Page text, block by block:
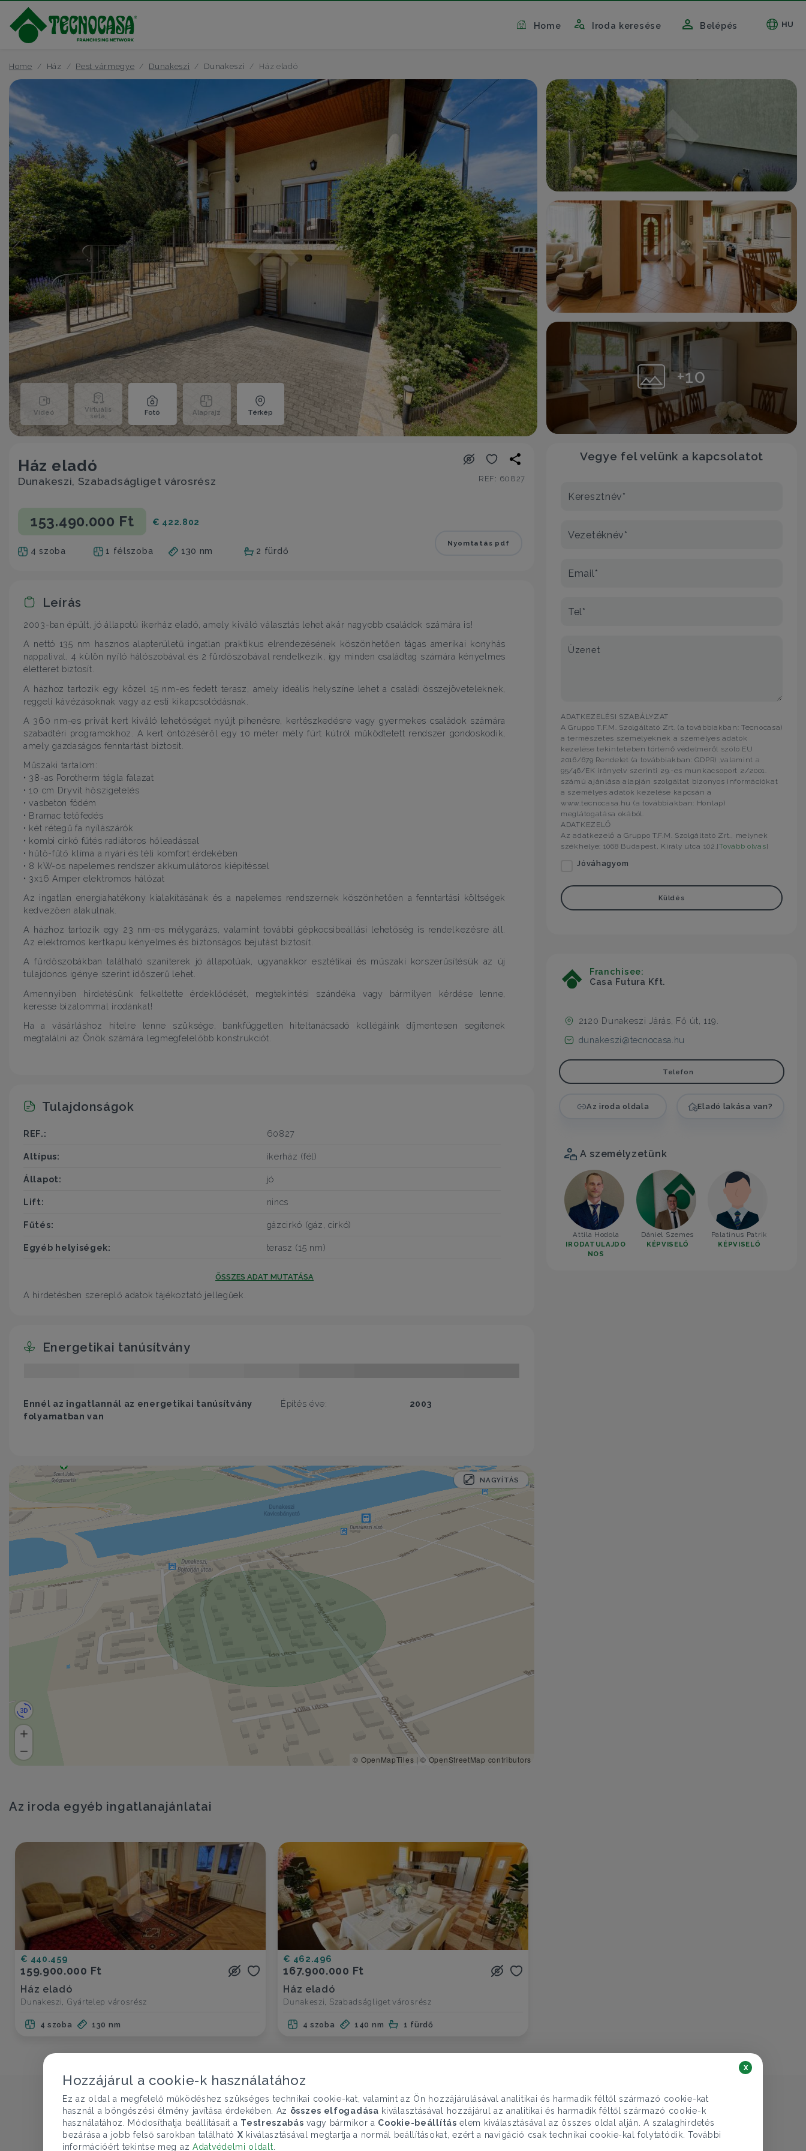
Home Iroda keresése Belépés HU
Home Ház Pest vármegye Dunakeszi Dunakeszi Ház eladó
Videó Virtuális
séta; Fotó Alaprajz Térkép
+10
Ház eladó
Dunakeszi, Szabadságliget városrész REF: 60827
153.490.000 Ft € 422.802
4 szoba 1 félszoba 130 nm 2 fürdő
Nyomtatás pdf
Leírás
2003-ban épült, jó állapotú ikerház eladó, amely kiváló választás lehet akár nagyobb családok számára is!
A nettó 135 nm hasznos alapterületű ingatlan praktikus elrendezésének köszönhetően tágas amerikai konyhás
nappalival, 4 külön nyíló hálószobával és 2 fürdőszobával rendelkezik, így minden családtag számára kényelmes
életteret biztosít.
A házhoz tartozik egy közel 15 nm-es fedett terasz, amely ideális helyszíne lehet a családi összejöveteleknek,
reggeli kávézásoknak vagy az esti kikapcsolódásnak.
A 360 nm-es privát kert kiváló lehetőséget nyújt pihenésre, kertészkedésre vagy gyermekes családok számára
szabadtéri programokhoz. A kert öntözéséről egy 10 méter mély fúrt kútról működtetett rendszer gondoskodik,
amely gazdaságos fenntartást biztosít.
Műszaki tartalom:
• 38-as Porotherm tégla falazat
• 10 cm Dryvit hőszigetelés
• vasbeton födém
• Bramac tetőfedés
• két rétegű fa nyílászárók
• kombi cirkó fűtés radiátoros hőleadással
• hűtő-fűtő klíma a nyári és téli komfort érdekében
• 8 kW-os napelemes rendszer akkumulátoros kiépítéssel
• 3x16 Amper elektromos hálózat
Az ingatlan energiahatékony kialakításának és a napelemes rendszernek köszönhetően a fenntartási költségek
kedvezően alakulnak.
A házhoz tartozik egy 23 nm-es mélygarázs, valamint további gépkocsibeállási lehetőség is rendelkezésre áll.
Az elektromos kertkapu kényelmes és biztonságos bejutást biztosít.
A fürdőszobákban található szaniterek jó állapotúak, ugyanakkor esztétikai és műszaki korszerűsítésük az új
tulajdonos igénye szerint időszerű lehet.
Amennyiben hirdetésünk felkeltette érdeklődését, megtekintési szándéka vagy bármilyen kérdése lenne,
keresse bizalommal irodánkat!
Ha a vásárláshoz hitelre lenne szüksége, bankfüggetlen hiteltanácsadó kollégáink díjmentesen segítenek
megtalálni az Önök számára legmegfelelőbb konstrukciót.
Tulajdonságok
REF.: 60827
Altípus: ikerház (fél)
Állapot: jó
Lift: nincs
Fűtés: gázcirkó (gáz, cirkó)
Egyéb helyiségek: terasz (15 nm)
ÖSSZES ADAT MUTATÁSA
A hirdetésben szereplő adatok tájékoztató jellegűek.
Energetikai tanúsítvány
Ennél az ingatlannál az energetikai tanúsítvány
folyamatban van
Építés éve: 2003
NAGYÍTÁS
© OpenMapTiles |© OpenStreetMap contributors
Az iroda egyéb ingatlanajánlatai
€ 440.459
159.900.000 Ft
Ház eladó
Dunakeszi, Gyártelep városrész
4 szoba 130 nm
€ 462.496
167.900.000 Ft
Ház eladó
Dunakeszi, Szabadságliget városrész
4 szoba 140 nm 1 fürdő
Vegye fel velünk a kapcsolatot
Keresztnév*
Vezetéknév*
Email*
Tel*
Üzenet
ADATKEZELÉSI SZABÁLYZAT
A Gruppo T.F.M. Szolgáltató Zrt. (a továbbiakban: Tecnocasa)
a természetes személyeknek a személyes adatok
kezelése tekintetében történő védelméről szóló EU
2016/679 Rendelet (a továbbiakban: GDPR) ,valamint a
95/46/EK irányelv szerinti 29.-es munkacsoport 2/2001.
számú ajánlása alapján szolgáltat bizonyos információkat
a személyes adatok kezelése kapcsán a
www.tecnocasa.hu (a továbbiakban: Honlap)
meglátogatása okából.
ADATKEZELŐ
Az adatkezelő a Gruppo T.F.M. Szolgáltató Zrt., melynek
székhelye: 1068 Budapest, Király utca 102.[Tovább olvas]
Jóváhagyom
Küldés
Franchisee:
Casa Futura Kft.
2120 Dunakeszi Járás, Fő út, 119.
dunakeszi@tecnocasa.hu
Telefon
Az iroda oldala Eladó lakása van?
A személyzetünk
Attila Hodola
IRODATULAJDO
NOS
Dániel Szemes
KÉPVISELŐ
Palatinus Patrik
KÉPVISELŐ
Hozzájárul a cookie-k használatához
Ez az oldal a megfelelő működéshez szükséges technikai cookie-kat, valamint az Ön hozzájárulásával analitikai és harmadik féltől származó cookie-kat
használ a böngészési élmény javítása érdekében. Az összes elfogadása kiválasztásával hozzájárul az analitikai és harmadik féltől származó cookie-k
használatához. Módosíthatja beállításait a Testreszabás vagy bármikor a Cookie-beállítás elem kiválasztásával az összes oldal alján. A szalaghirdetés
bezárása a jobb felső sarokban található X kiválasztásával megtartja a normál beállításokat, ezért a navigáció csak technikai cookie-kal folytatódik. További
információért tekintse meg az Adatvédelmi oldalt
x